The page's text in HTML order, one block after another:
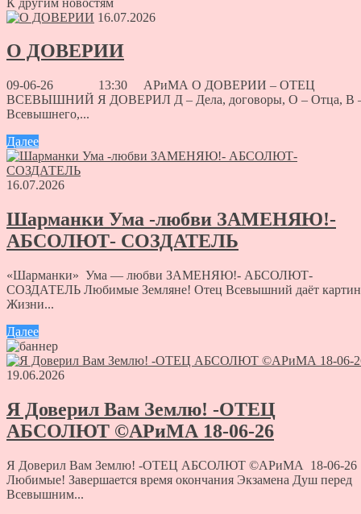
16.07.2026
О ДОВЕРИИ
09-06-26 13:30 АРиМА О ДОВЕРИИ – ОТЕЦ
ВСЕВЫШНИЙ Я ДОВЕРИЛ Д – Дела, договоры, О – Отца, В
Всевышнего,...
Далее
16.07.2026
Шарманки Ума -любви ЗАМЕНЯЮ!-
АБСОЛЮТ- СОЗДАТЕЛЬ
«Шарманки» Ума — любви ЗАМЕНЯЮ!- АБСОЛЮТ-
СОЗДАТЕЛЬ Любимые Земляне! Отец Всевышний даёт
Жизни...
Далее
19.06.2026
Я Доверил Вам Землю! -ОТЕЦ
АБСОЛЮТ ©АРиМА 18-06-26
Я Доверил Вам Землю! -ОТЕЦ АБСОЛЮТ ©АРиМА 18-06-26
Любимые! Завершается время окончания Экзамена Душ перед
Всевышним...